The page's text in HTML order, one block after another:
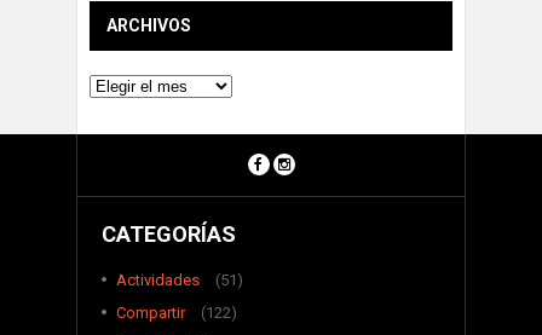
ARCHIVOS
Archivos
CATEGORÍAS
Actividades
(51)
Compartir
(122)